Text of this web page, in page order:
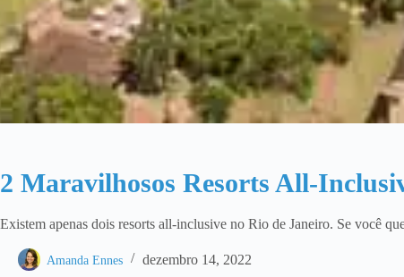
2 Maravilhosos Resorts All-
Existem apenas dois resorts all-inclusive no Rio de Janeiro. Se você
Amanda Ennes dezembro 14, 2022